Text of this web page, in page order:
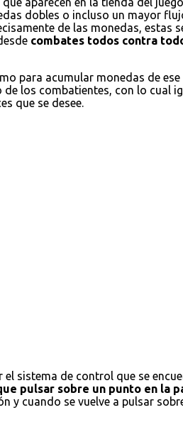
dobles o incluso un mayor
de las monedas, estas
combates todos contra
para acumular monedas de
los combatientes, con lo cual
que se desee.
sistema de control que se
pulsar sobre un punto en la
y cuando se vuelve a pulsar